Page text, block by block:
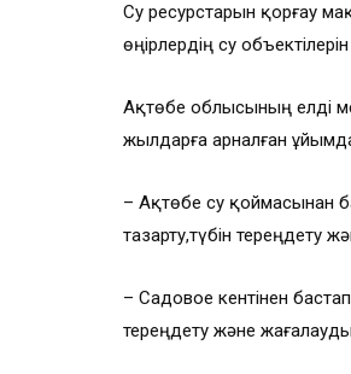
Су ресурстарын қорғау
өңірлердің су
Ақтөбе облысының елді
жылдарға арналған
– Ақтөбе су қоймасынан
тазарту,түбін тереңдету
– Садовое кентінен
тереңдету және